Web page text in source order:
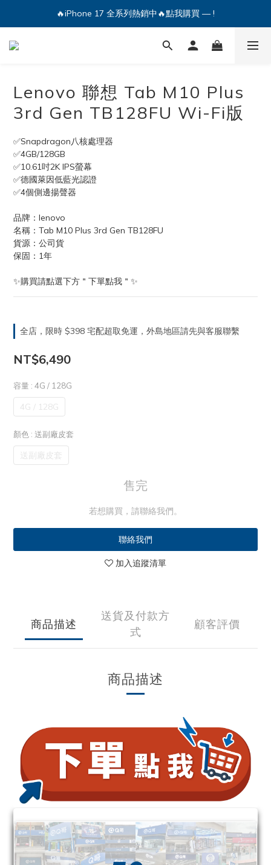
🔥iPhone 17 全系列熱銷中🔥點我購買 — !
💕加入Q哥 Line 新好友領優惠券！🎫
🔥iPhone 17 全系列熱銷中🔥點我購買 — !
Lenovo 聯想 Tab M10 Plus
3rd Gen TB128FU Wi-Fi版
✅Snapdragon八核處理器
✅4GB/128GB
✅10.61吋2K IPS螢幕
✅德國萊因低藍光認證
✅4個側邊揚聲器
品牌：lenovo
名稱：Tab M10 Plus 3rd Gen TB128FU
貨源：公司貨
保固：1年
✨購買請點選下方＂下單點我＂✨
全店，限時 $398 宅配超取免運，外島地區請先與客服聯繫
NT$6,490
容量 : 4G / 128G
4G / 128G
顏色 : 送副廠皮套
送副廠皮套
售完
若想購買，請聯絡我們。
聯絡我們
加入追蹤清單
商品描述
送貨及付款方
式
顧客評價
商品描述